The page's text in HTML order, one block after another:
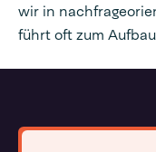
wir in
führt oft zum